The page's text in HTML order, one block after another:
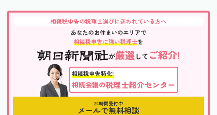
相続税申告の税理士選びに迷われている方へ
あなたのお住まいのエリアで
相続税申告に強い税理士を
が厳選して ご紹介!
相続税申告特化!
相続会議の税理士紹介センター
24時間受付中
メールで無料相談